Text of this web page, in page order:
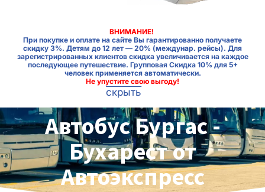
ВНИМАНИЕ!
При покупке и оплате на сайте Вы гарантированно получаете
скидку 3%. Детям до 12 лет — 20% (междунар. рейсы). Для
зарегистрированных клиентов скидка увеличивается на каждое
последующее путешествие. Групповая Скидка 10% для 5+
человек применяется автоматически.
Не упустите свою выгоду!
скрыть
Автобус Бургас -
Бухарест от
Автоэкспресс